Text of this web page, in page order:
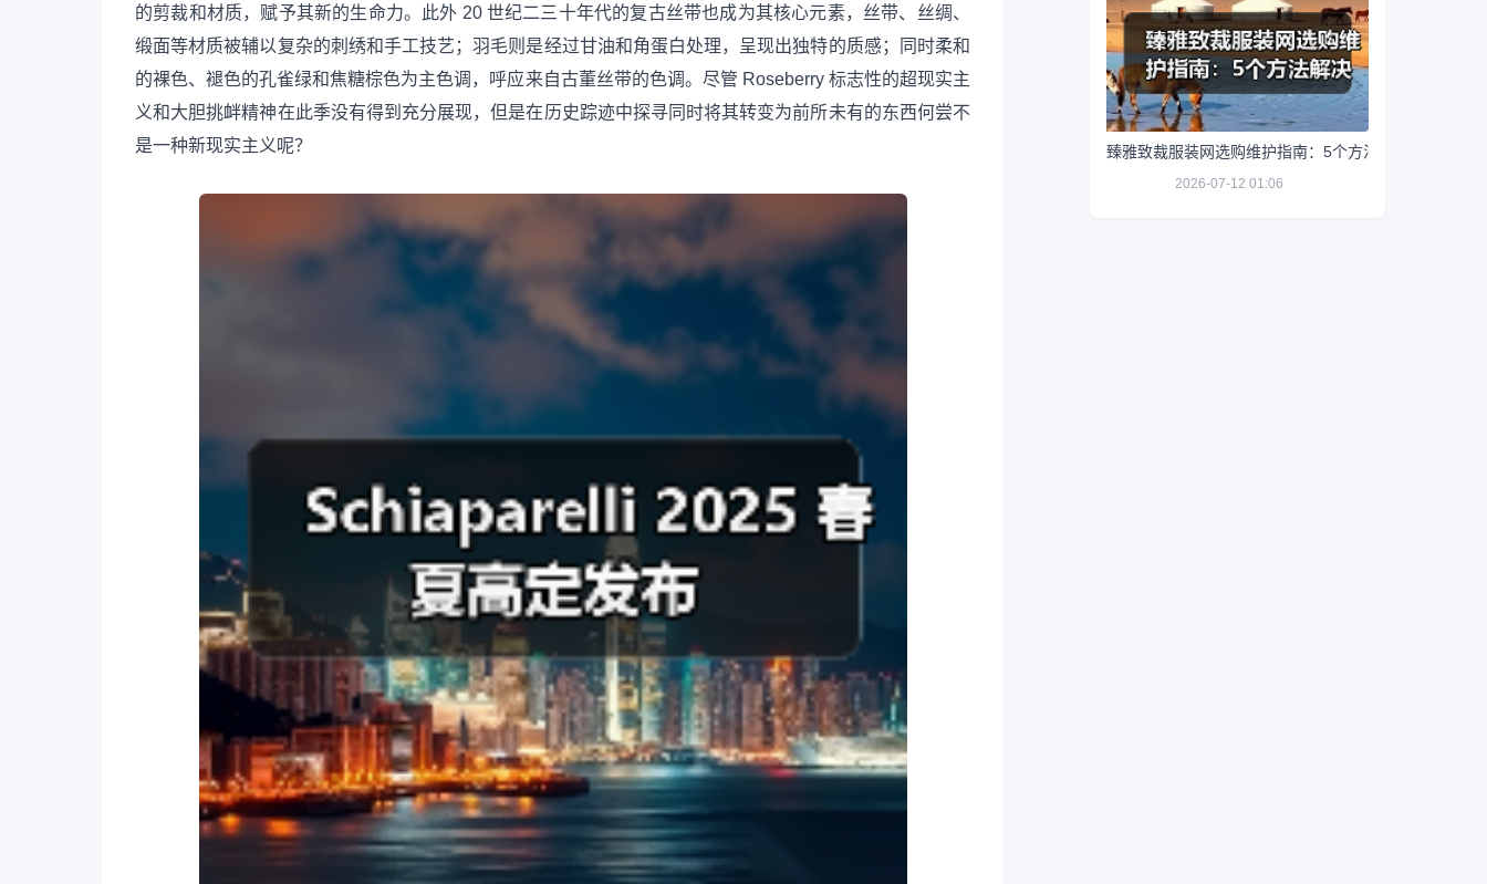
的剪裁和材质，赋予其新的生命力。此外 20 世纪二三十年代的复古丝带也成为其核心元素，丝带、丝绸、
缎面等材质被辅以复杂的刺绣和手工技艺；羽毛则是经过甘油和角蛋白处理，呈现出独特的质感；同时柔和
的裸色、褪色的孔雀绿和焦糖棕色为主色调，呼应来自古董丝带的色调。尽管 Roseberry 标志性的超现实主
义和大胆挑衅精神在此季没有得到充分展现，但是在历史踪迹中探寻同时将其转变为前所未有的东西何尝不
是一种新现实主义呢？
臻雅致裁服装网选购维护指南：5个方法解决网购踩坑
2026-07-12 01:06